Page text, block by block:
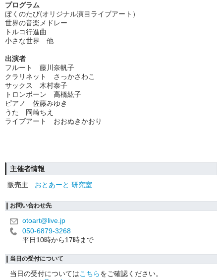
プログラム
ぼくのたび(オリジナル演目ライブアート）
世界の音楽メドレー
トルコ行進曲
小さな世界 他
出演者
フルート 藤川奈帆子
クラリネット さっかさわこ
サックス 木村泰子
トロンボーン 高橋紘子
ピアノ 佐藤みゆき
うた 岡崎ちえ
ライブアート おおぬきかおり
主催者情報
販売主
おとあーと 研究室
お問い合わせ先
otoart@live.jp
050-6879-3268
平日10時から17時まで
当日の受付について
当日の受付についてはこちらをご確認ください。